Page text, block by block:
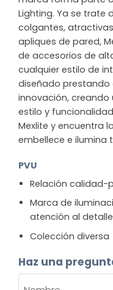
Lighting. Ya se trate
colgantes,
apliques de pared,
de accesorios de
cualquier estilo de
diseñado prestando
innovación,
estilo y
Mexlite y encuentra
embellece e ilumina
PVU
Relación calidad-
Marca de
atención al detalle
Colección diversa
Haz una